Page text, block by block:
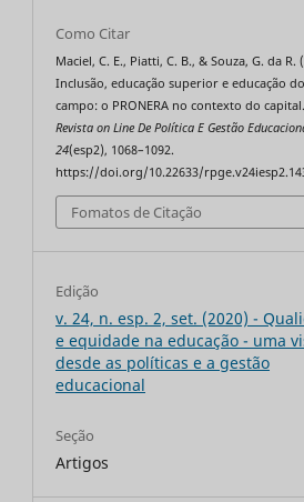
Como Citar
Maciel, C. E., Piatti, C. B., & Souza, G. da R.
Inclusão, educação superior e educação
campo: o PRONERA no contexto do capital.
Revista on Line De Política E Gestão
24(esp2), 1068–1092.
https://doi.org/10.22633/
Fomatos de Citação
Edição
v. 24, n. esp. 2, set. (2020) -
e equidade na educação - uma
desde as políticas e a gestão
educacional
Seção
Artigos